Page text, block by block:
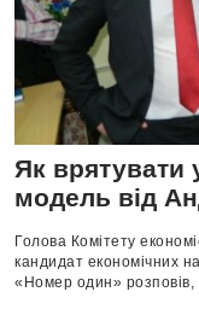
Як врятувати
модель від
Голова Комітету
кандидат економічних
«Номер один» розповів,